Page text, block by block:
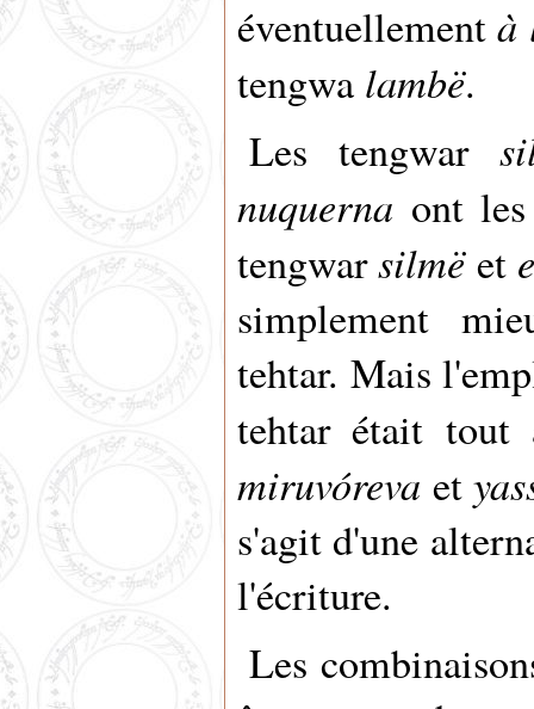
éventuellementà
tengwa lambë.
Les tengwar
nuquerna ont
tengwarsilmëet
simplement
tehtar. Mais
tehtar était
miruvóreva et
s'agit d'une
l'écriture.
Les